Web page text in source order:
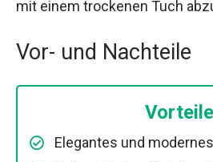
mit einem trockenen Tuch
Vor- und Nachteile
Vorteile
Elegantes und